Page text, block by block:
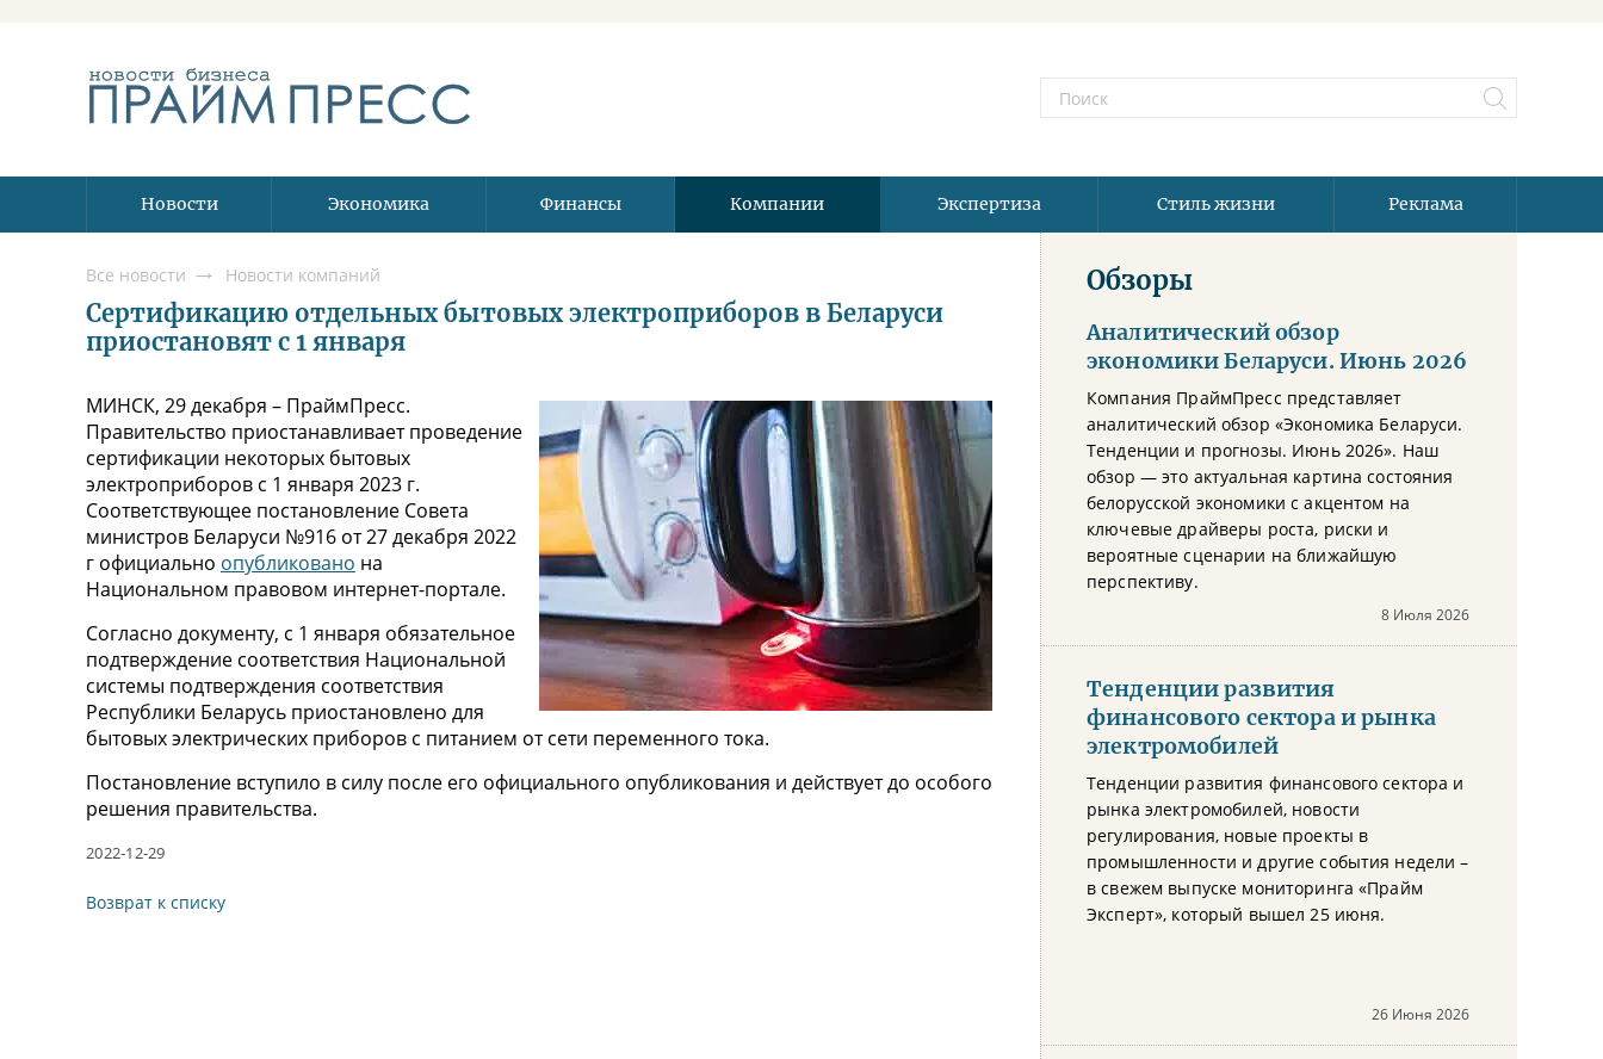
Новости Экономика Финансы Компании Экспертиза Стиль жизни Реклама
Все новости Новости компаний
Сертификацию отдельных бытовых электроприборов в Беларуси
приостановят с 1 января
МИНСК, 29 декабря – ПраймПресс.
Правительство приостанавливает проведение
сертификации некоторых бытовых
электроприборов с 1 января 2023 г.
Соответствующее постановление Совета
министров Беларуси №916 от 27 декабря 2022
г официально опубликовано на
Национальном правовом интернет-портале.
Согласно документу, с 1 января обязательное
подтверждение соответствия Национальной
системы подтверждения соответствия
Республики Беларусь приостановлено для
бытовых электрических приборов с питанием от сети переменного тока.
Постановление вступило в силу после его официального опубликования и действует до особого
решения правительства.
2022-12-29
Возврат к списку
Обзоры
Аналитический обзор
экономики Беларуси. Июнь 2026
Компания ПраймПресс представляет
аналитический обзор «Экономика Беларуси.
Тенденции и прогнозы. Июнь 2026». Наш
обзор — это актуальная картина состояния
белорусской экономики с акцентом на
ключевые драйверы роста, риски и
вероятные сценарии на ближайшую
перспективу.
8 Июля 2026
Тенденции развития
финансового сектора и рынка
электромобилей
Тенденции развития финансового сектора и
рынка электромобилей, новости
регулирования, новые проекты в
промышленности и другие события недели –
в свежем выпуске мониторинга «Прайм
Эксперт», который вышел 25 июня.
26 Июня 2026